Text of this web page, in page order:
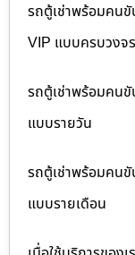
รถตู้เช่าพร้อมคน
VIP แบบครบวงจร
รถตู้เช่าพร้อมคน
แบบรายวัน
รถตู้เช่าพร้อมคน
แบบรายเดือน